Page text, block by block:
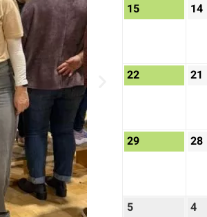
14
15
21
22
28
29
4
5